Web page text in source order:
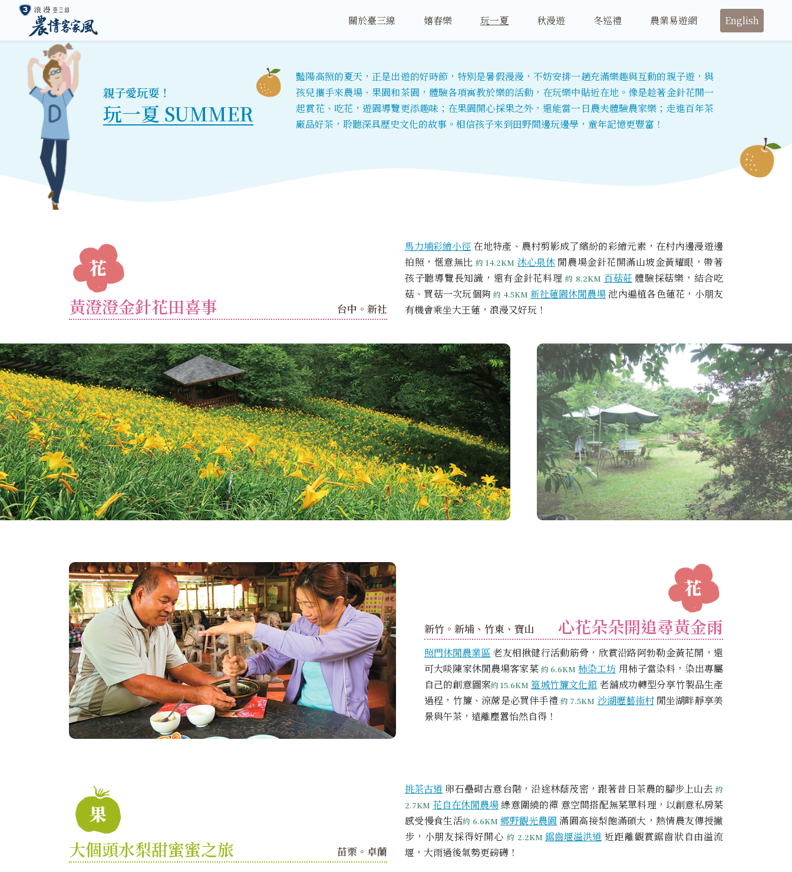
關於臺三線 嬉春樂 玩一夏 秋漫遊 冬巡禮 農業易遊網 English
親子愛玩耍！
玩一夏 SUMMER
豔陽高照的夏天，正是出遊的好時節，特別是暑假漫漫，不妨安排一趟充滿樂趣與互動的親子遊，與
孩兒攜手來農場、果園和茶園，體驗各項寓教於樂的活動，在玩樂中貼近在地。像是趁著金針花開一
起賞花、吃花，遊園導覽更添趣味；在果園開心採果之外，還能當一日農夫體驗農家樂；走進百年茶
廠品好茶，聆聽深具歷史文化的故事。相信孩子來到田野間邊玩邊學，童年記憶更豐富！
黃澄澄金針花田喜事 台中。新社
馬力埔彩繪小徑 在地特產、農村剪影成了繽紛的彩繪元素，在村內邊漫遊邊
拍照，愜意無比約 14.2KM 沐心泉休閒農場金針花開滿山坡金黃耀眼，帶著
孩子聽導覽長知識，還有金針花料理約 8.2KM 百菇莊體驗採菇樂，結合吃
菇、買菇一次玩個夠約 4.5KM 新社蓮園休閒農場池內遍植各色蓮花，小朋友
有機會乘坐大王蓮，浪漫又好玩！
心花朵朵開追尋黃金雨
新竹。新埔、竹東、寶山
照門休閒農業區 老友相揪健行活動筋骨，欣賞沿路阿勃勒金黃花開，還
可大啖陳家休閒農場客家菜 約 6.6KM 柿染工坊 用柿子當染料，染出專屬
自己的創意圖案約 15.6KM 篁城竹簾文化館 老舖成功轉型分享竹製品生產
過程，竹簾、涼蓆是必買伴手禮 約 7.5KM 沙湖壢藝術村閒坐湖畔靜享美
景與午茶，遠離塵囂怡然自得！
大個頭水梨甜蜜蜜之旅 苗栗。卓蘭
挑茶古道 卵石壘砌古意台階，沿途林蔭茂密，跟著昔日茶農的腳步上山去 約
2.7KM 花自在休閒農場綠意圍繞的禪 意空間搭配無菜單料理，以創意私房菜
感受慢食生活約 6.6KM 鄉野觀光農園 滿園高接梨飽滿碩大，熱情農友傳授撇
步，小朋友採得好開心 約 2.2KM 鋸齒堰溢洪道 近距離觀賞鋸齒狀自由溢流
堰，大雨過後氣勢更磅礡！